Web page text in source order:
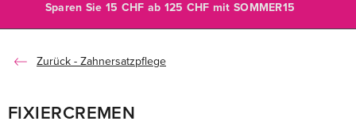
Sparen Sie 15 CHF ab 125 CHF mit SOMMER15
Zahnersatzpflege
FIXIERCREMEN